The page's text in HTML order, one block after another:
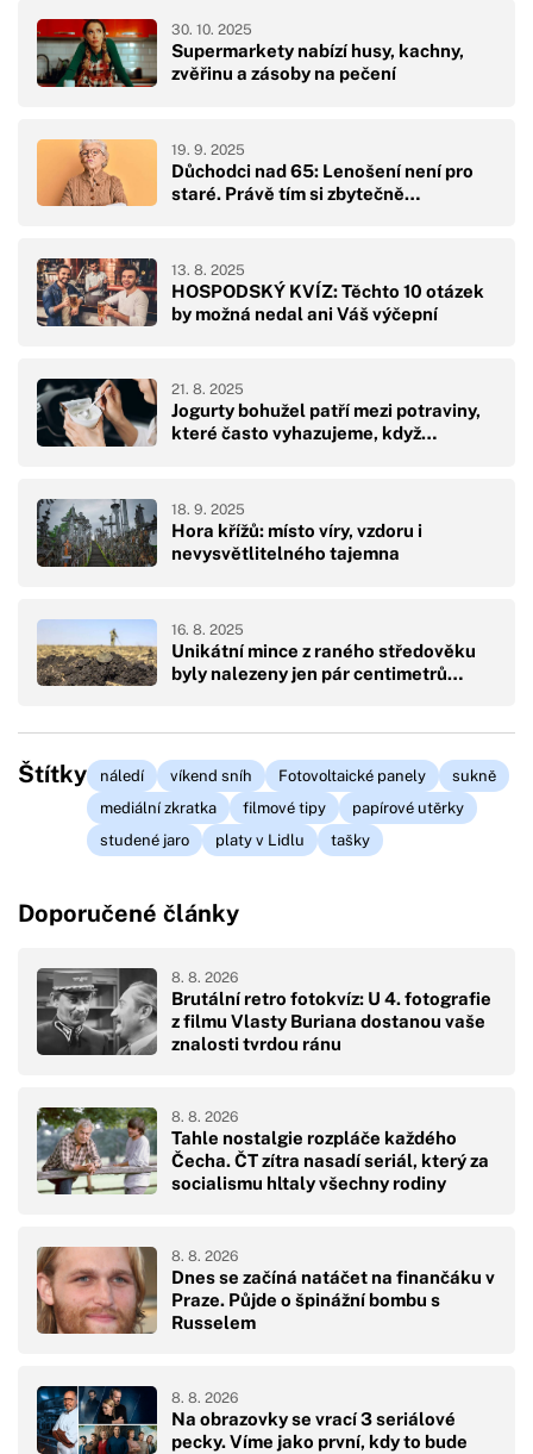
Supermarkety nabízí husy, kachny,
zvěřinu a zásoby na pečení
30. 10. 2025
Důchodci nad 65: Lenošení není pro
staré. Právě tím si zbytečně…
19. 9. 2025
HOSPODSKÝ KVÍZ: Těchto 10 otázek
by možná nedal ani Váš výčepní
13. 8. 2025
Jogurty bohužel patří mezi potraviny,
které často vyhazujeme, když…
21. 8. 2025
Hora křížů: místo víry, vzdoru i
nevysvětlitelného tajemna
18. 9. 2025
Unikátní mince z raného středověku
byly nalezeny jen pár centimetrů…
16. 8. 2025
Štítky náledí víkend sníh Fotovoltaické panely
sukně
mediální zkratka
filmové tipy
papírové utěrky
studené jaro
platy v Lidlu tašky
Doporučené články
Brutální retro fotokvíz: U 4. fotografie
z filmu Vlasty Buriana dostanou vaše
znalosti tvrdou ránu
8. 8. 2026
Tahle nostalgie rozpláče každého
Čecha. ČT zítra nasadí seriál, který za
socialismu hltaly všechny rodiny
8. 8. 2026
Dnes se začíná natáčet na finančáku v
Praze. Půjde o špinážní bombu s
Russelem
8. 8. 2026
Na obrazovky se vrací 3 seriálové
pecky. Víme jako první, kdy to bude
8. 8. 2026